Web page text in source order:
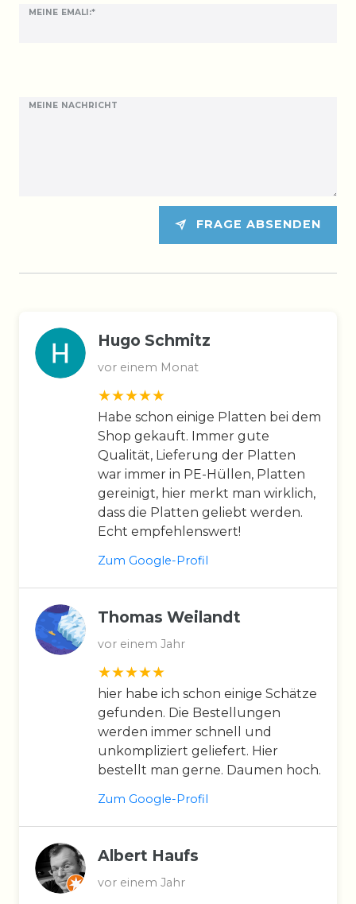
MEINE EMALI:*
MEINE NACHRICHT
FRAGE ABSENDEN
Hugo Schmitz
vor einem Monat
Habe schon einige Platten bei dem
Shop gekauft. Immer gute
Qualität, Lieferung der Platten
war immer in PE-Hüllen, Platten
gereinigt, hier merkt man wirklich,
dass die Platten geliebt werden.
Echt empfehlenswert!
Zum Google-Profil
Thomas Weilandt
vor einem Jahr
hier habe ich schon einige Schätze
gefunden. Die Bestellungen
werden immer schnell und
unkompliziert geliefert. Hier
bestellt man gerne. Daumen hoch.
Zum Google-Profil
Albert Haufs
vor einem Jahr